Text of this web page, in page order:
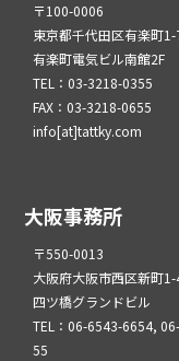
〒100-0006
東京都千代田区有楽町1-
有楽町電気ビル南館2F
TEL：03-3218-0355
FAX：03-3218-0655
info[at]tattky.com
大阪事務所
〒550-0013
大阪府大阪市西区新町
四ツ橋グランドビル
TEL：06-6543-6654,
55